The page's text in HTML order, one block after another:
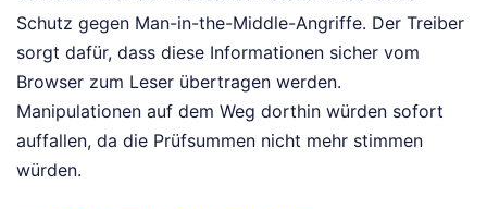
Schutz gegen Man-in-the-Middle-Angriffe. Der Treiber
sorgt dafür, dass diese Informationen sicher vom
Browser zum Leser übertragen werden.
Manipulationen auf dem Weg dorthin würden sofort
auffallen, da die Prüfsummen nicht mehr stimmen
würden.